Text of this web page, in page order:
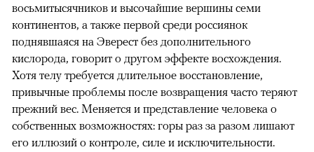
восьмитысячников и высочайшие вершины семи
континентов, а также первой среди россиянок
поднявшаяся на Эверест без дополнительного
кислорода, говорит о другом эффекте восхождения.
Хотя телу требуется длительное восстановление,
привычные проблемы после возвращения часто теряют
прежний вес. Меняется и представление человека о
собственных возможностях: горы раз за разом лишают
его иллюзий о контроле, силе и исключительности.